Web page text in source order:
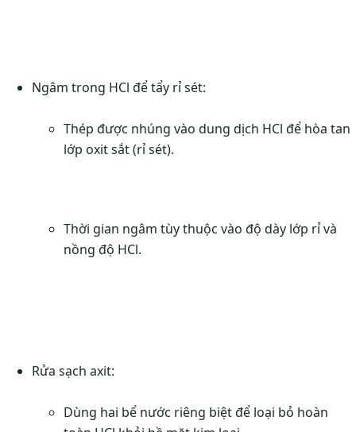
Ngâm trong HCl để tẩy rỉ sét:
Thép được nhúng vào dung dịch HCl để hòa tan
lớp oxit sắt (rỉ sét).
Thời gian ngâm tùy thuộc vào độ dày lớp rỉ và
nồng độ HCl.
Rửa sạch axit:
Dùng hai bể nước riêng biệt để loại bỏ hoàn